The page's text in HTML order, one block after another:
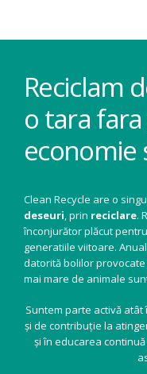
Reciclam
o tara
economie
Clean Recycle are o
deseuri, prin reciclare.
înconjurător plăcut
generatiile viitoare.
datorită bolilor
mai mare de animale
Suntem parte activă
și de contribuție la
și în educarea